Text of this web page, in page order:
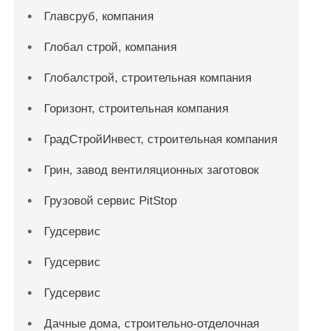
Главсруб, компания
Глобал строй, компания
Глобалстрой, строительная компания
Горизонт, строительная компания
ГрадСтройИнвест, строительная компания
Грин, завод вентиляционных заготовок
Грузовой сервис PitStop
Гудсервис
Гудсервис
Гудсервис
Дачные дома, строительно-отделочная